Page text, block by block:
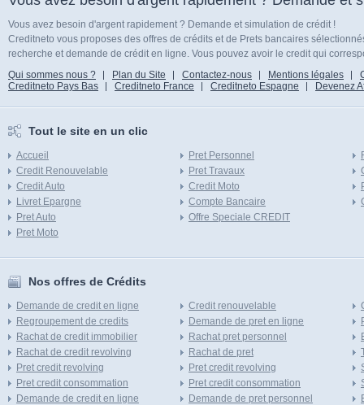
Vous avez besoin d'argent rapidement ? Demande et simulation de crédit !
Creditneto vous proposes des offres de crédits et de Prets bancaires
recherche et demande de crédit en ligne. Vous pouvez avoir le credit qui
Qui sommes nous ?
Plan du Site Contactez-nous Mentions légales
Creditneto Pays Bas
Creditneto France Creditneto Espagne Devenez
Tout le site en un clic
Accueil
Credit Renouvelable
Credit Auto
Livret Epargne
Pret Auto
Pret Moto
Pret Personnel
Pret Travaux
Credit Moto
Compte Bancaire
Offre Speciale CREDIT
Nos offres de Crédits
Demande de credit en ligne
Regroupement de credits
Rachat de credit immobilier
Rachat de credit revolving
Pret credit revolving
Pret credit consommation
Demande de credit en ligne
Credit renouvelable
Demande de pret en ligne
Rachat pret personnel
Rachat de pret
Pret credit revolving
Pret credit consommation
Demande de pret personnel